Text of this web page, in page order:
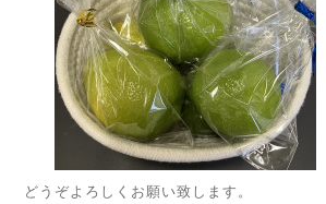
どうぞよろしくお願い致します。